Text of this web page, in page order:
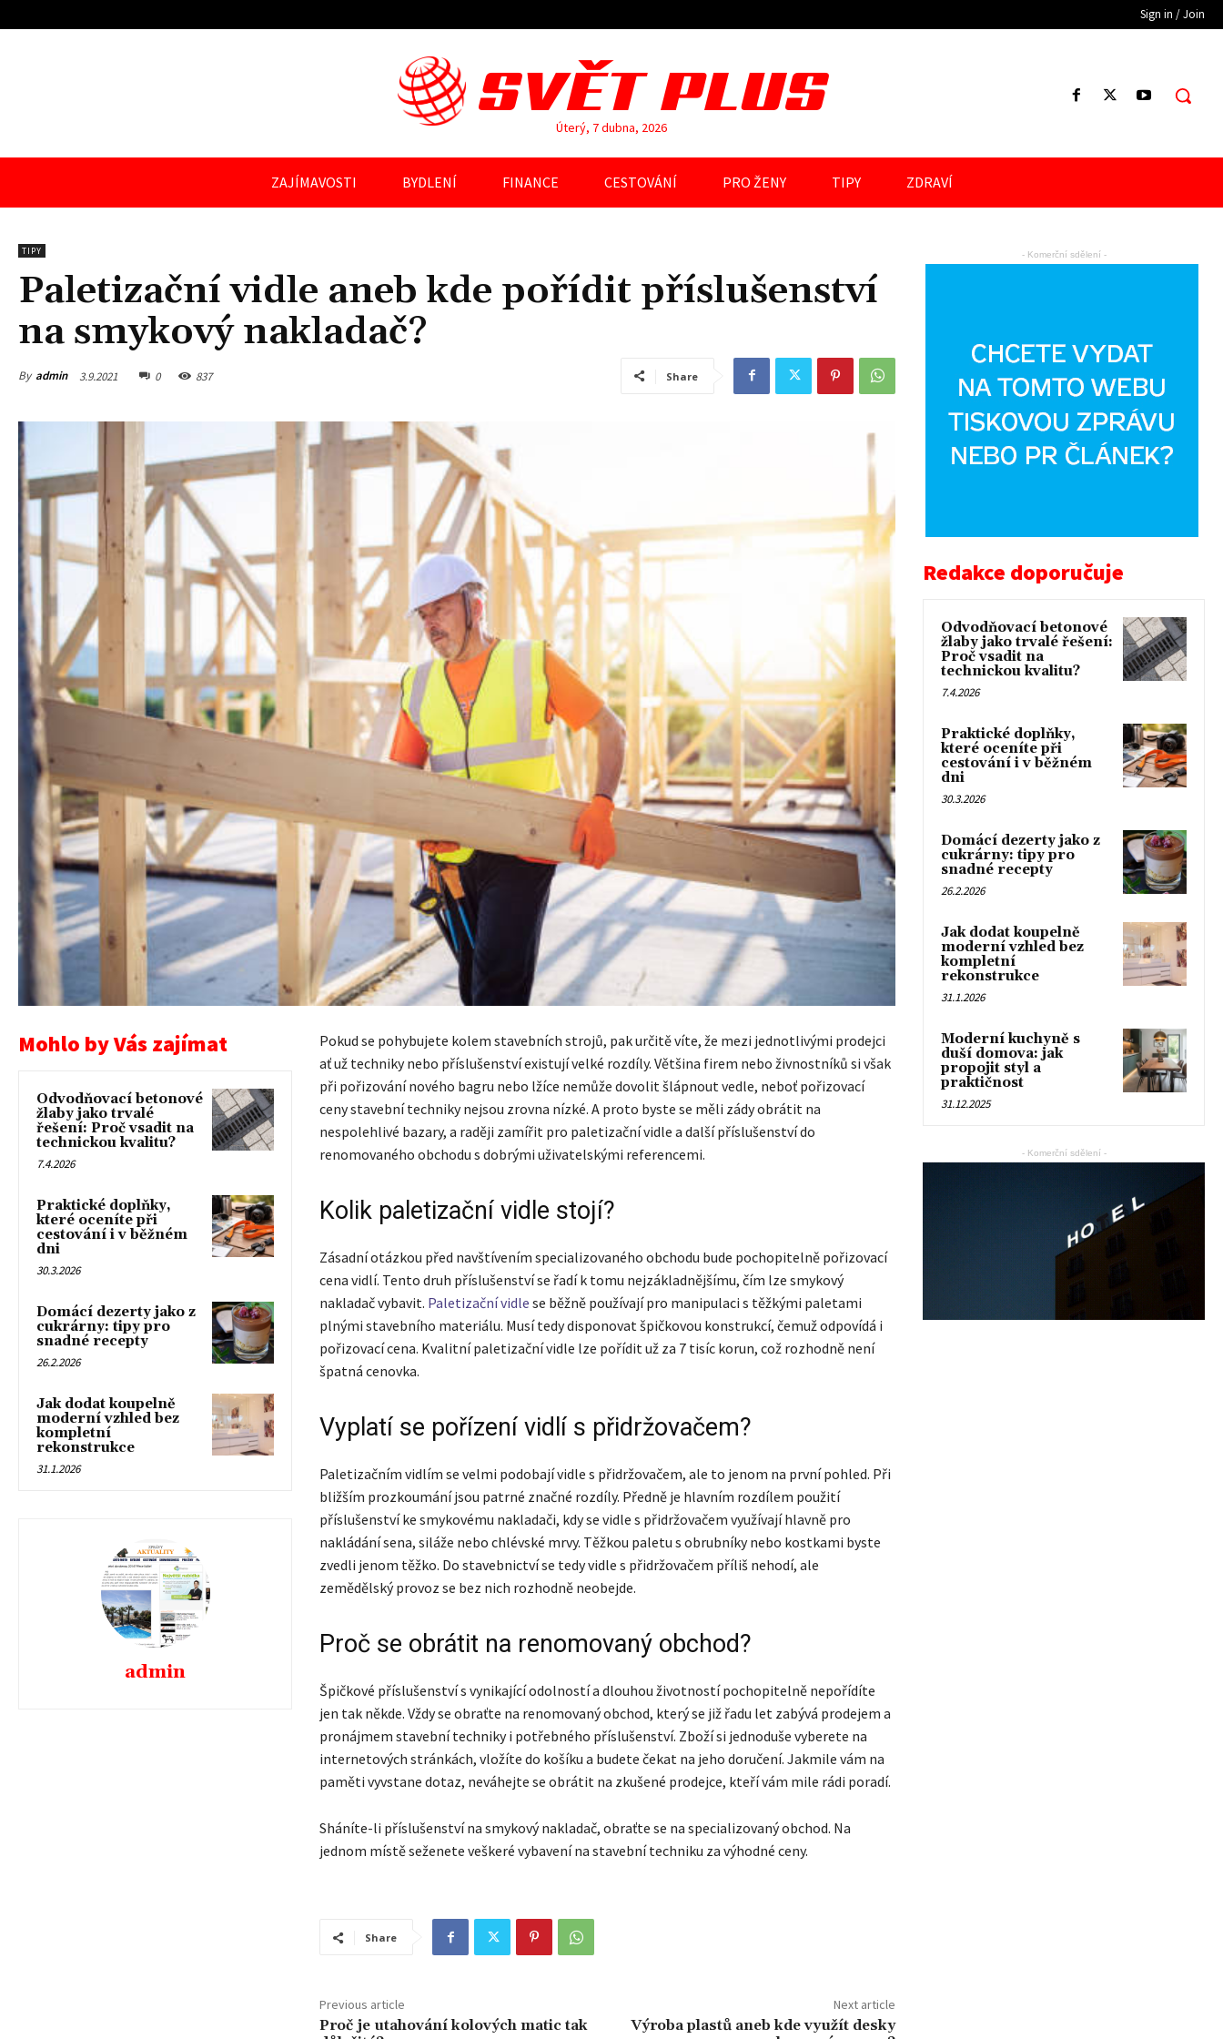
Sign in / Join
SVĚT PLUS
Úterý, 7 dubna, 2026
ZAJÍMAVOSTI BYDLENÍ FINANCE CESTOVÁNÍ PRO ŽENY TIPY ZDRAVÍ
TIPY
Paletizační vidle aneb kde pořídit příslušenství
na smykový nakladač?
By admin 3.9.2021 0 837 Share
Mohlo by Vás zajímat
Odvodňovací betonové
žlaby jako trvalé
řešení: Proč vsadit na
technickou kvalitu?
7.4.2026
Praktické doplňky,
které oceníte při
cestování i v běžném
dni
30.3.2026
Domácí dezerty jako z
cukrárny: tipy pro
snadné recepty
26.2.2026
Jak dodat koupelně
moderní vzhled bez
kompletní
rekonstrukce
31.1.2026
admin
Pokud se pohybujete kolem stavebních strojů, pak určitě víte, že mezi jednotlivými prodejci
ať už techniky nebo příslušenství existují velké rozdíly. Většina firem nebo živnostníků si však
při pořizování nového bagru nebo lžíce nemůže dovolit šlápnout vedle, neboť pořizovací
ceny stavební techniky nejsou zrovna nízké. A proto byste se měli zády obrátit na
nespolehlivé bazary, a raději zamířit pro paletizační vidle a další příslušenství do
renomovaného obchodu s dobrými uživatelskými referencemi.
Kolik paletizační vidle stojí?
Zásadní otázkou před navštívením specializovaného obchodu bude pochopitelně pořizovací
cena vidlí. Tento druh příslušenství se řadí k tomu nejzákladnějšímu, čím lze smykový
nakladač vybavit. Paletizační vidle se běžně používají pro manipulaci s těžkými paletami
plnými stavebního materiálu. Musí tedy disponovat špičkovou konstrukcí, čemuž odpovídá i
pořizovací cena. Kvalitní paletizační vidle lze pořídit už za 7 tisíc korun, což rozhodně není
špatná cenovka.
Vyplatí se pořízení vidlí s přidržovačem?
Paletizačním vidlím se velmi podobají vidle s přidržovačem, ale to jenom na první pohled. Při
bližším prozkoumání jsou patrné značné rozdíly. Předně je hlavním rozdílem použití
příslušenství ke smykovému nakladači, kdy se vidle s přidržovačem využívají hlavně pro
nakládání sena, siláže nebo chlévské mrvy. Těžkou paletu s obrubníky nebo kostkami byste
zvedli jenom těžko. Do stavebnictví se tedy vidle s přidržovačem příliš nehodí, ale
zemědělský provoz se bez nich rozhodně neobejde.
Proč se obrátit na renomovaný obchod?
Špičkové příslušenství s vynikající odolností a dlouhou životností pochopitelně nepořídíte
jen tak někde. Vždy se obraťte na renomovaný obchod, který se již řadu let zabývá prodejem a
pronájmem stavební techniky i potřebného příslušenství. Zboží si jednoduše vyberete na
internetových stránkách, vložíte do košíku a budete čekat na jeho doručení. Jakmile vám na
paměti vyvstane dotaz, neváhejte se obrátit na zkušené prodejce, kteří vám mile rádi poradí.
Sháníte-li příslušenství na smykový nakladač, obraťte se na specializovaný obchod. Na
jednom místě seženete veškeré vybavení na stavební techniku za výhodné ceny.
Share
Previous article
Proč je utahování kolových matic tak
Next article
Výroba plastů aneb kde využít desky
- Komerční sdělení -
Redakce doporučuje
Odvodňovací betonové
žlaby jako trvalé řešení:
Proč vsadit na
technickou kvalitu?
7.4.2026
Praktické doplňky,
které oceníte při
cestování i v běžném
dni
30.3.2026
Domácí dezerty jako z
cukrárny: tipy pro
snadné recepty
26.2.2026
Jak dodat koupelně
moderní vzhled bez
kompletní
rekonstrukce
31.1.2026
Moderní kuchyně s
duší domova: jak
propojit styl a
praktičnost
31.12.2025
- Komerční sdělení -